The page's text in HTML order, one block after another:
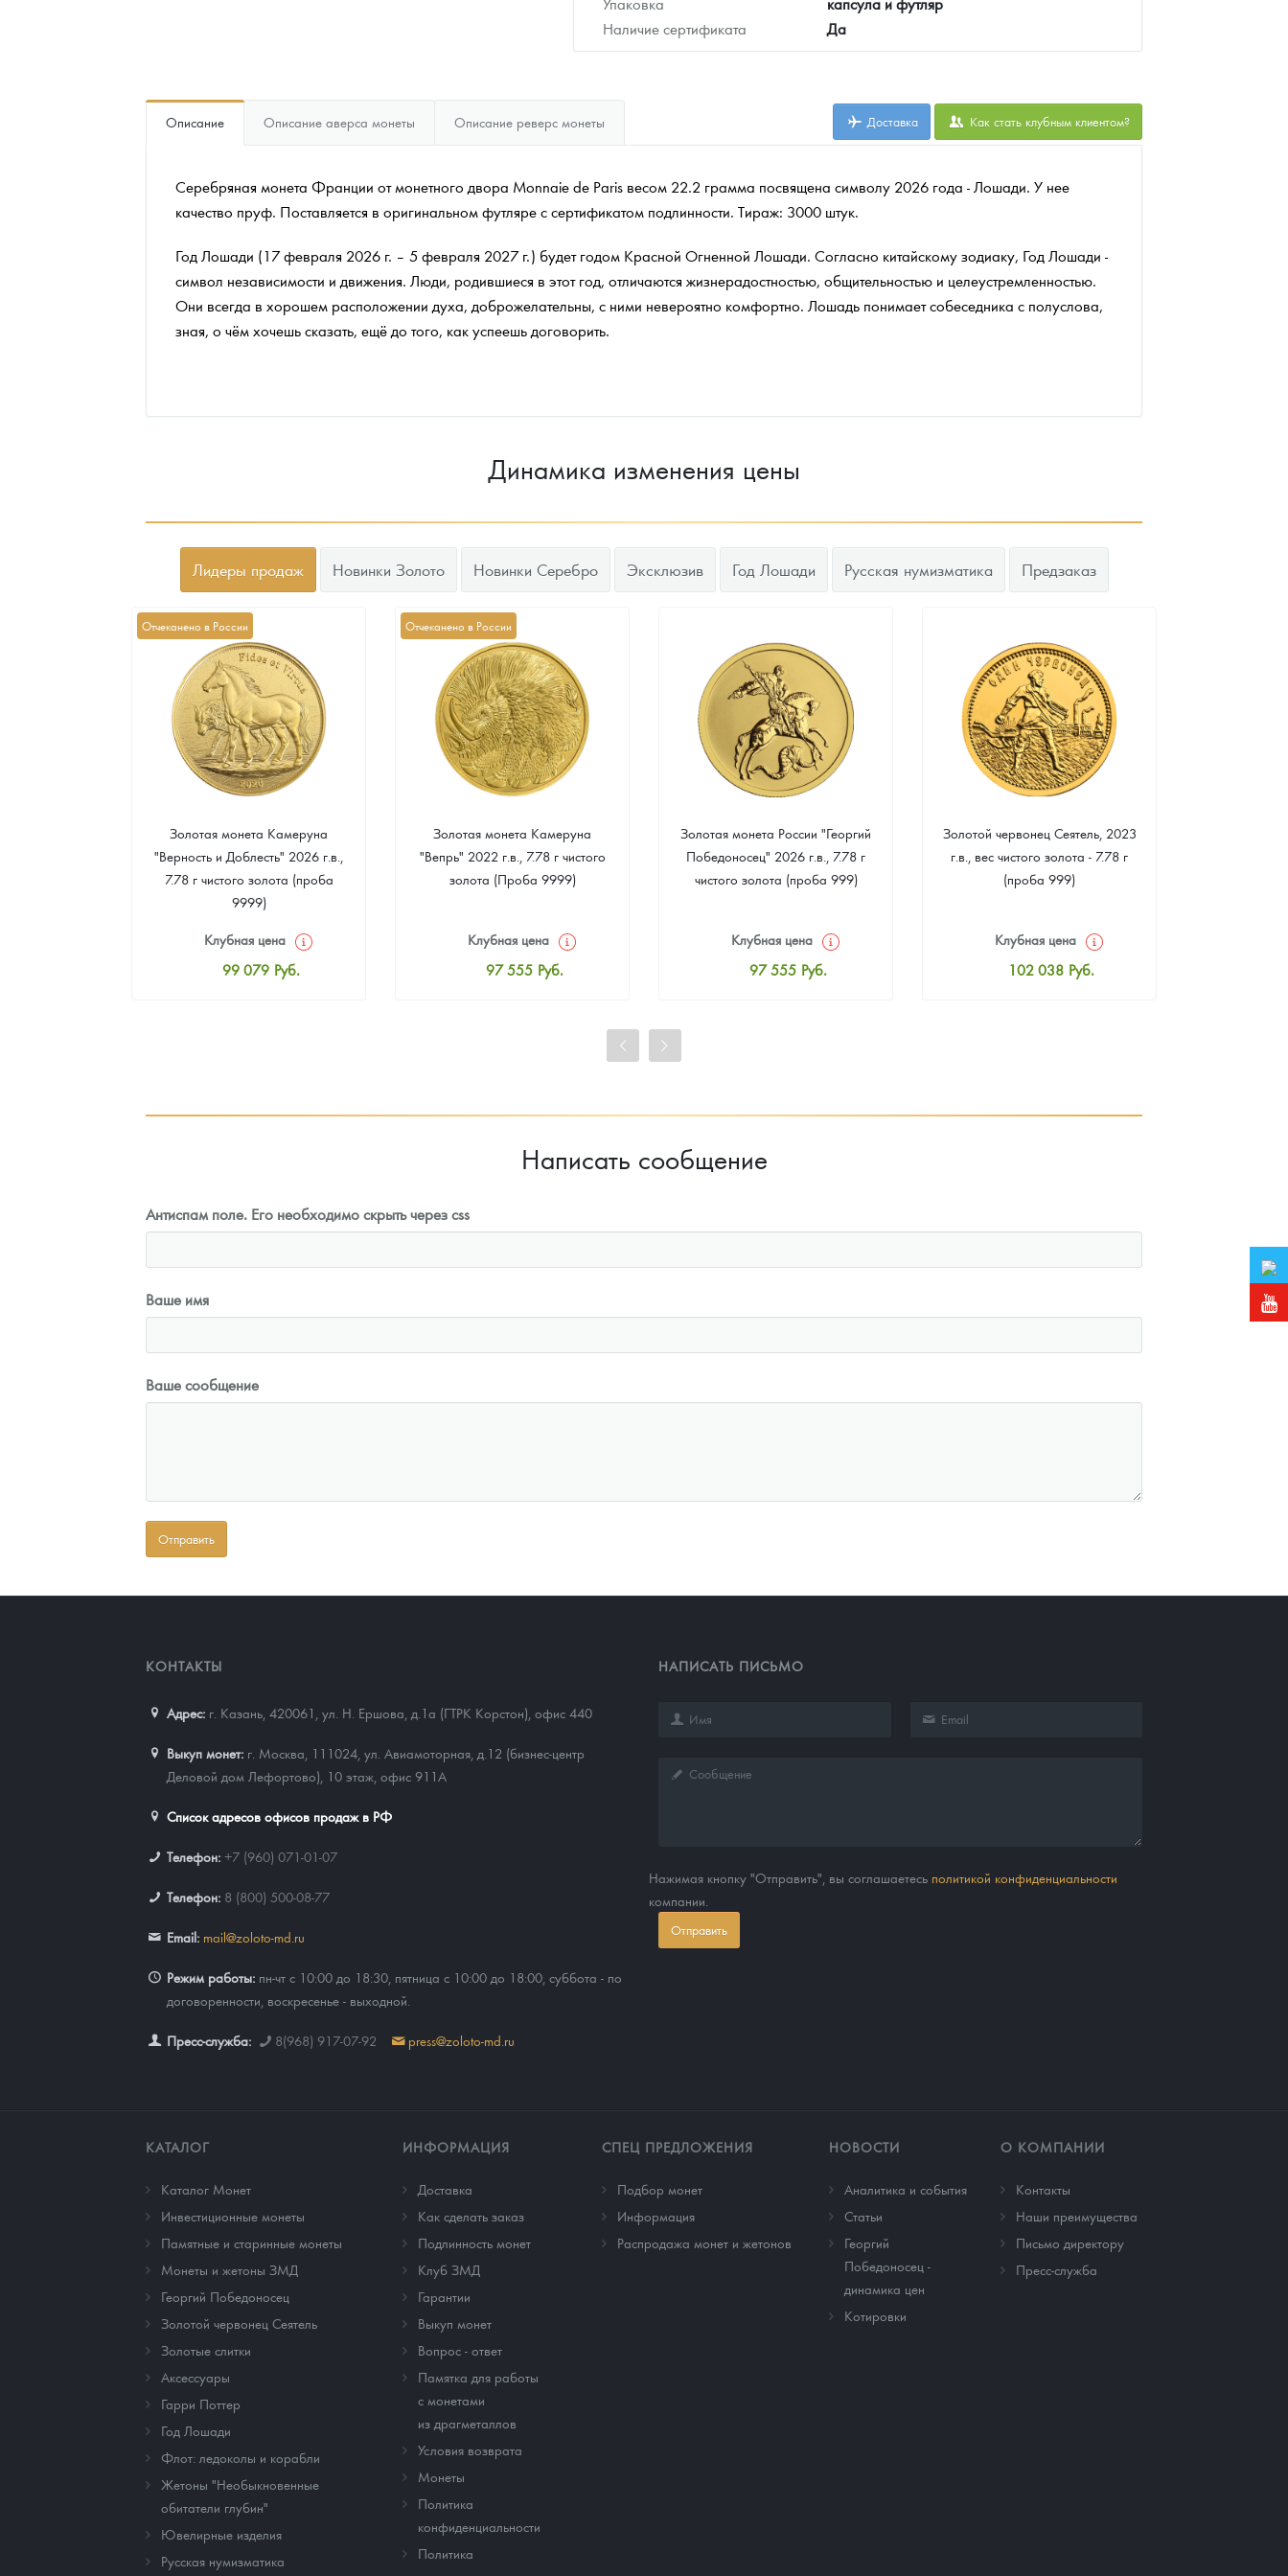
Книги по нумизматике
Наличие сертификата
Да
Описание Описание аверса монеты Описание реверс монеты Доставка Как стать клубным клиентом?
Серебряная монета Франции от монетного двора Monnaie de Paris весом 22.2 грамма посвящена символу 2026 года - Лошади. У нее
качество пруф. Поставляется в оригинальном футляре с сертификатом подлинности. Тираж: 3000 штук.
Год Лошади (17 февраля 2026 г. – 5 февраля 2027 г.) будет годом Красной Огненной Лошади. Согласно китайскому зодиаку, Год Лошади -
символ независимости и движения. Люди, родившиеся в этот год, отличаются жизнерадостностью, общительностью и целеустремленностью.
Они всегда в хорошем расположении духа, доброжелательны, с ними невероятно комфортно. Лошадь понимает собеседника с полуслова,
зная, о чём хочешь сказать, ещё до того, как успеешь договорить.
Динамика изменения цены
Лидеры продаж Новинки Золото Новинки Серебро Эксклюзив Год Лошади Русская нумизматика Предзаказ
Отчеканено в России
Золотая монета Камеруна
"Верность и Доблесть" 2026 г.в.,
7.78 г чистого золота (проба
9999)
Клубная цена
99 079 Руб.
Отчеканено в России
Золотая монета Камеруна
"Вепрь" 2022 г.в., 7.78 г чистого
золота (Проба 9999)
Клубная цена
97 555 Руб.
Золотая монета России "Георгий
Победоносец" 2026 г.в., 7.78 г
чистого золота (проба 999)
Клубная цена
97 555 Руб.
Золотой червонец Сеятель, 2023
г.в., вес чистого золота - 7.78 г
(проба 999)
Клубная цена
102 038 Руб.
Написать сообщение
Антиспам поле. Его необходимо скрыть через css
Ваше имя
Ваше сообщение
КОНТАКТЫ
Адрес: г. Казань, 420061 ул. Н. Ершова, д.1а (ГТРК Корстон), офис 440
Выкуп монет: г. Москва, 111024, ул. Авиамоторная, д.12 (бизнес-центр
Деловой дом Лефортово), 10 этаж, офис 911А
Список адресов офисов продаж в РФ
Телефон: +7 (960) 071-01-07
Телефон: 8 (800) 500-08-77
Email: mail@zoloto-md.ru
Режим работы: пн-чт с 10:00 до 18:30, пятница с 10:00 до 18:00, суббота - по
договоренности, воскресенье - выходной.
Пресс-служба: 8(968) 917-07-92 press@zoloto-md.ru
НАПИСАТЬ ПИСЬМО
Нажимая кнопку "Отправить", вы соглашаетесь политикой конфиденциальности
компании.
Отправить
КАТАЛОГ
Каталог Монет
Инвестиционные монеты
Памятные и старинные монеты
Монеты и жетоны ЗМД
Георгий Победоносец
Золотой червонец Сеятель
Золотые слитки
Аксессуары
Гарри Поттер
Год Лошади
Флот: ледоколы и корабли
Жетоны "Необыкновенные
обитатели глубин"
Ювелирные изделия
Русская нумизматика
ИНФОРМАЦИЯ
Доставка
Как сделать заказ
Подлинность монет
Клуб ЗМД
Гарантии
Выкуп монет
Вопрос - ответ
Памятка для работы
с монетами
из драгметаллов
Условия возврата
Монеты
Политика
конфиденциальности
Политика
СПЕЦ ПРЕДЛОЖЕНИЯ
Подбор монет
Информация
Распродажа монет и жетонов
НОВОСТИ
Аналитика и события
Cтатьи
Георгий
Победоносец -
динамика цен
Котировки
О КОМПАНИИ
Контакты
Наши преимущества
Письмо директору
Пресс-служба